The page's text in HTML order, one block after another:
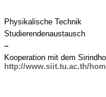
Physikalische Technik
Studierendenaustausch
–
Kooperation mit dem
http://www.siit.tu.ac.th/